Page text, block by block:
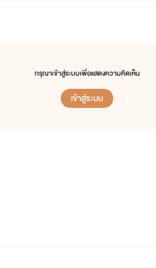
[ขอบคุณที่ติดตาม ขอบคุณที่คอมเมนต์]
รักนะคะ
************
กรุณาเข้าสู่ระบบเพื่อแสดงความคิดเห็น
เข้าสู่ระบบ